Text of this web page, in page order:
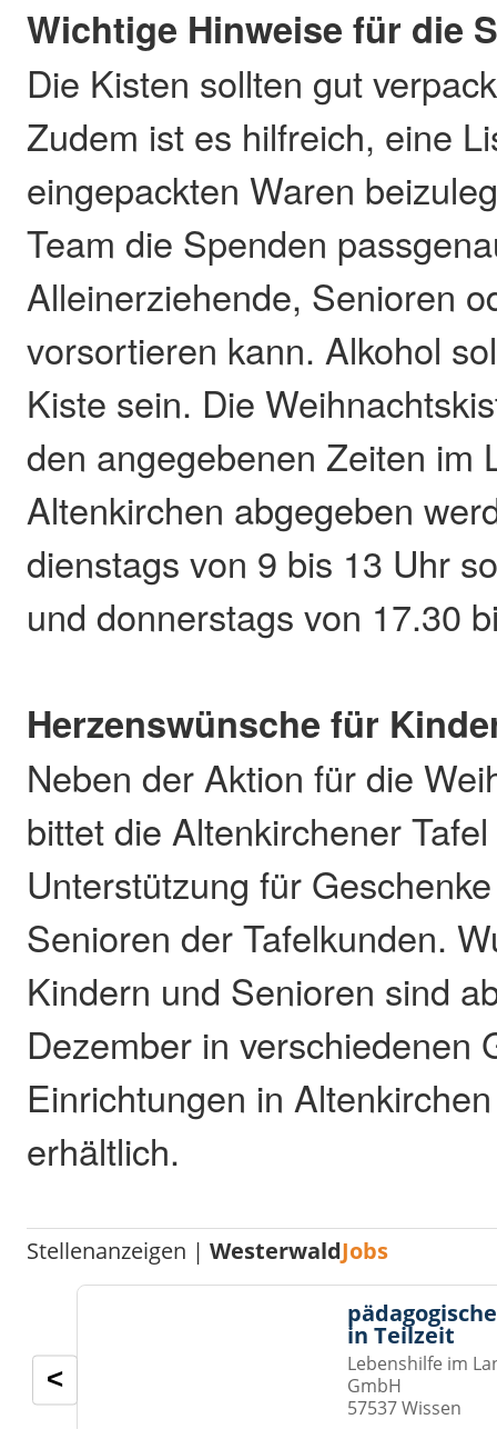
Wichtige Hinweise für die
Die Kisten sollten gut
Zudem ist es hilfreich, eine
eingepackten Waren
Team die Spenden
Alleinerziehende, Senioren
vorsortieren kann. Alkohol
Kiste sein. Die
den angegebenen Zeiten im
Altenkirchen abgegeben
dienstags von 9 bis 13 Uhr
und donnerstags von 17.30
Herzenswünsche für
Neben der Aktion für die
bittet die Altenkirchener
Unterstützung für
Senioren der Tafelkunden.
Kindern und Senioren sind
Dezember in verschiedenen
Einrichtungen in
erhältlich.
Stellenanzeigen |WesterwaldJobs
in Teilzeit
Lebenshilfe im
GmbH
57537 Wissen
<